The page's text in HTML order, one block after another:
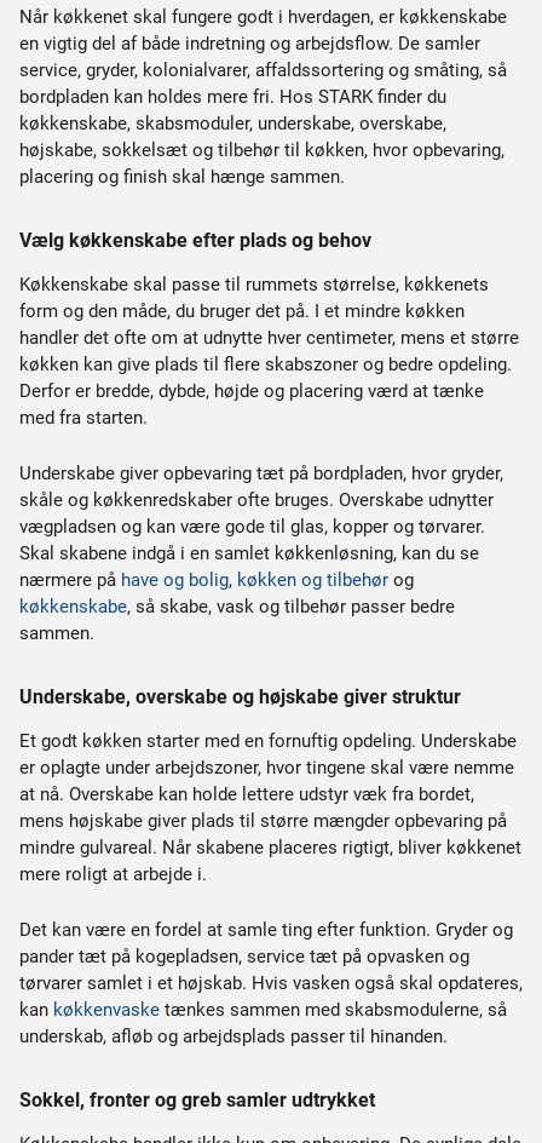
Når køkkenet skal fungere godt i hverdagen, er køkkenskabe
en vigtig del af både indretning og arbejdsflow. De samler
service, gryder, kolonialvarer, affaldssortering og småting, så
bordpladen kan holdes mere fri. Hos STARK finder du
køkkenskabe, skabsmoduler, underskabe, overskabe,
højskabe, sokkelsæt og tilbehør til køkken, hvor opbevaring,
placering og finish skal hænge sammen.
Vælg køkkenskabe efter plads og behov
Køkkenskabe skal passe til rummets størrelse, køkkenets
form og den måde, du bruger det på. I et mindre køkken
handler det ofte om at udnytte hver centimeter, mens et større
køkken kan give plads til flere skabszoner og bedre opdeling.
Derfor er bredde, dybde, højde og placering værd at tænke
med fra starten.
Underskabe giver opbevaring tæt på bordpladen, hvor gryder,
skåle og køkkenredskaber ofte bruges. Overskabe udnytter
vægpladsen og kan være gode til glas, kopper og tørvarer.
Skal skabene indgå i en samlet køkkenløsning, kan du se
nærmere på have og bolig, køkken og tilbehør og
køkkenskabe, så skabe, vask og tilbehør passer bedre
sammen.
Underskabe, overskabe og højskabe giver struktur
Et godt køkken starter med en fornuftig opdeling. Underskabe
er oplagte under arbejdszoner, hvor tingene skal være nemme
at nå. Overskabe kan holde lettere udstyr væk fra bordet,
mens højskabe giver plads til større mængder opbevaring på
mindre gulvareal. Når skabene placeres rigtigt, bliver køkkenet
mere roligt at arbejde i.
Det kan være en fordel at samle ting efter funktion. Gryder og
pander tæt på kogepladsen, service tæt på opvasken og
tørvarer samlet i et højskab. Hvis vasken også skal opdateres,
kan køkkenvaske tænkes sammen med skabsmodulerne, så
underskab, afløb og arbejdsplads passer til hinanden.
Sokkel, fronter og greb samler udtrykket